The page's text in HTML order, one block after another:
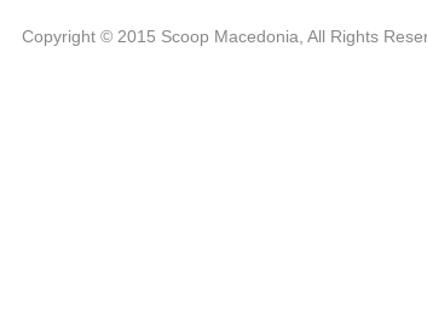
Copyright © 2015 Scoop Macedonia, All Rights